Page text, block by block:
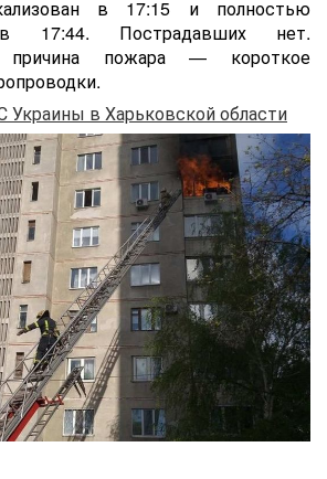
в 17:15 и полностью
в 17:44. Пострадавших нет.
причина пожара — короткое
Украины в Харьковской области